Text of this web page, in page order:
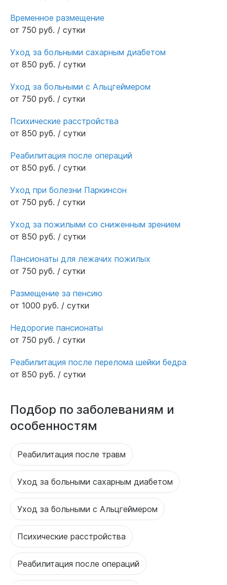
Временное размещение
от 750 руб. / сутки
Уход за больными сахарным диабетом
от 850 руб. / сутки
Уход за больными с Альцгеймером
от 750 руб. / сутки
Психические расстройства
от 850 руб. / сутки
Реабилитация после операций
от 850 руб. / сутки
Уход при болезни Паркинсон
от 750 руб. / сутки
Уход за пожилыми со сниженным зрением
от 850 руб. / сутки
Пансионаты для лежачих пожилых
от 750 руб. / сутки
Размещение за пенсию
от 1000 руб. / сутки
Недорогие пансионаты
от 750 руб. / сутки
Реабилитация после перелома шейки бедра
от 850 руб. / сутки
Подбор по заболеваниям и
особенностям
Реабилитация после травм
Уход за больными сахарным диабетом
Уход за больными с Альцгеймером
Психические расстройства
Реабилитация после операций